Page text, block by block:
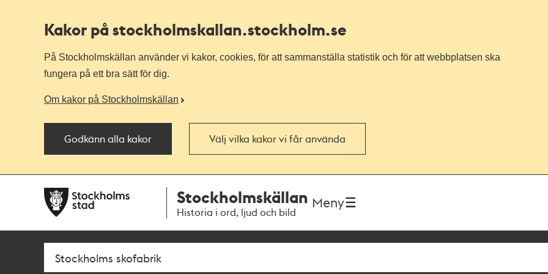
Kakor på stockholmskallan.stockholm.se
På Stockholmskällan använder vi kakor, cookies, för att sammanställa statistik och för att webbplatsen ska
fungera på ett bra sätt för dig.
Om kakor på Stockholmskällan
Godkänn alla kakor Välj vilka kakor vi får använda
navigationen
huvudinnehållet
Stockholmskällan
Historia i ord, ljud och bild
Meny
Sök